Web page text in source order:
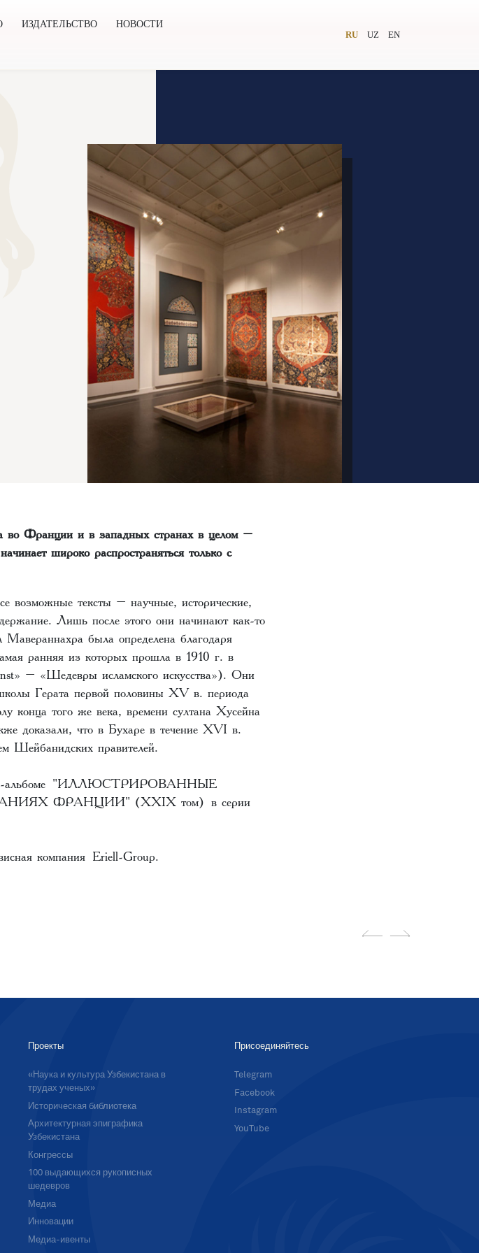
ИЗДАТЕЛЬСТВО
НОВОСТИ
RU UZ EN
во Франции и в западных странах в целом –
широко распространяться только с
возможные тексты – научные, исторические,
Лишь после этого они начинают как-то
была определена благодаря
ранняя из которых прошла в 1910 г. в
– «Шедевры исламского искусства»). Они
Герата первой половины XV в. периода
конца того же века, времени султана Хусейна
доказали, что в Бухаре в течение XVI в.
Шейбанидских правителей.
"ИЛЛЮСТРИРОВАННЫЕ
ФРАНЦИИ" (XXIX том) в серии
компания Eriell-Group.
Проекты
«Наука и культура Узбекистана в
трудах ученых»
Историческая библиотека
Архитектурная эпиграфика
Узбекистана
Конгрессы
100 выдающихся рукописных
шедевров
Медиа
Инновации
Медиа-ивенты
Присоединяйтесь
Telegram
Facebook
Instagram
YouTube